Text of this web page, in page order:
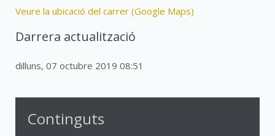
Veure la ubicació del carrer (Google Maps)
Darrera actualització
dilluns, 07 octubre 2019 08:51
Continguts